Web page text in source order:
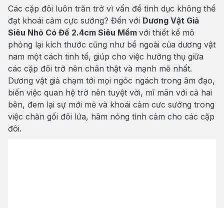
Các cặp đôi luôn trăn trở vì vấn đề tình dục không thể
đạt khoái cảm cực sướng? Đến với Dương Vật Giả
Siêu Nhỏ Có Đế 2.4cm Siêu Mềm với thiết kế mô
phỏng lại kích thước cũng như bề ngoài của dương vật
nam một cách tinh tế, giúp cho việc hưởng thụ giữa
các cặp đôi trở nên chân thật và mạnh mẽ nhất.
Dương vật giả chạm tới mọi ngóc ngách trong âm đạo,
biến việc quan hệ trở nên tuyệt vời, mĩ mãn với cả hai
bên, đem lại sự mới mẻ và khoái cảm cưc sướng trong
việc chăn gối đôi lứa, hâm nóng tình cảm cho các cặp
đôi.